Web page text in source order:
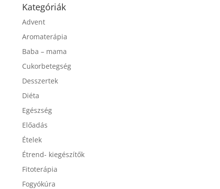
Kategóriák
Advent
Aromaterápia
Baba – mama
Cukorbetegség
Desszertek
Diéta
Egészség
Előadás
Ételek
Étrend- kiegészítők
Fitoterápia
Fogyókúra